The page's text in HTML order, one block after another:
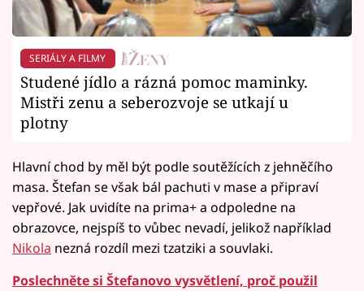
SERIÁLY A FILMY
Studené jídlo a rázná pomoc maminky.
Mistři zenu a seberozvoje se utkají u
plotny
Hlavní chod by měl být podle soutěžících z jehněčího
masa. Štefan se však bál pachuti v mase a připraví
vepřové. Jak uvidíte na prima+ a odpoledne na
obrazovce, nejspíš to vůbec nevadí, jelikož například
Nikola nezná rozdíl mezi tzatziki a souvlaki.
Poslechněte si Štefanovo vysvětlení, proč použil